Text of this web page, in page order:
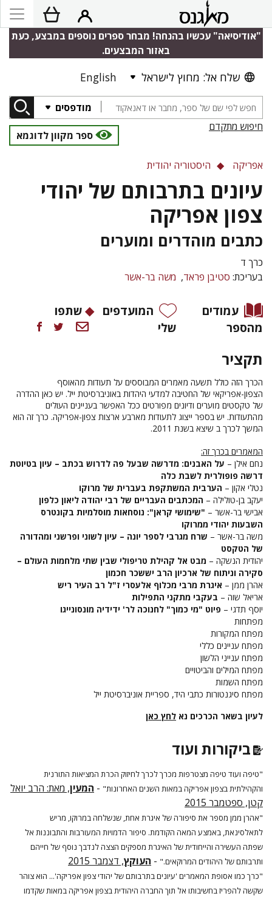
"אודיסיאה" עכשיו בהנחה! מבחר ספרים נוספים במבצע, כעת
באזור המבצעים.
שלח אל: מחוץ לישראל English
מודפסים
חיפוש מתקדם
ספר מקוון לדוגמא
אפריקה היסטוריה יהודית
עיונים בתרבותם של יהודי
צפון אפריקה
כתבים מוהדרים ומוערים
כרך ד
בעריכת: סטיבן פראד משה בר-אשר
עמודים
מהספר
המועדפים
שלי
שתפו
תקציר
הכרך הזה כולל תשעה מאמרים המבוססים על תעודות מהאוסף
הצפון-אפריקאי של החטיבה למדעי היהדות באוניברסיטת ייל. יש כאן ההדרה
של טקסטים מוערים ודיונים מפורטים ככל האפשר בעניינים העולים
מהתעודות. יש בספר ייצוג לתעודות מארבע ארצות צפון-אפריקה. כרך זה הוא
המשך לכרך ב שיצא בשנת 2011.
המאמרים בכרך זה:
נחם אילן – על האבנים: מדרשה שבעל פה לדרוש בכתב – עיון בטיוטת
דרשה פופולרית לשבת כלה
נטלי אקון – הערבית המשתקפת בעברית של מרוקו
יעקב בן-טולילה – המכתבים העבריים של רבי יהודה ליאון כלפון
אבישי בר-אשר – "שימושי קראן": נוסחאות מוסלמיות בקונטרס
השבעות יהודי ממרוקו
משה בר-אשר – שרח מגרבי לספר יונה – עיון לשוני ופרשני ומהדורה
של הטקסט
יהודית הנשקה – מבט אל קהילת טריפולי שבין שתי מלחמות העולם –
סקירה וניתוח של ארכיון הרב יששכר חכמון
אהרן ממן – איגרת מרבי מכלוף אלעסרי ז"ל רב העיר ריש
אריאל שוה – בעקבי מתקני התפילות
יוסף תדגי – פיוט "מי כמוך" לחנוכה לר' ידידיה מונסונייגו
מפתחות
מפתח המקורות
מפתח עניינים כללי
מפתח ענייני הלשון
מפתח המילים והביטויים
מפתח השמות
מפתח סיגנטורות כתבי היד, ספריית אוניברסיטת ייל
לעיון בשאר הכרכים נא לחץ כאן
ביקורות ועוד
"טיפה ועוד טיפה מצטרפות מכרך לכרך לחיזוק הכרת המציאות התורנית
והקהילתית בצפון אפריקה במאות השנים האחרונות" - המעין, מאת: הרב יואל
קטן, ספטמבר 2015
"אהרן ממן מספר את סיפורה של איגרת אחת, שנשלחה במרוקו, מריש
לתאלסינאת, באמצע המאה הקודמת. סיפור הדמויות המעורבות והתבוננות אל
שפתה העשירה והייחודית של האיגרת מספקים הצצה לנדבך נוסף של חייהם
ותרבותם של היהודים המרוקאים." - העוקץ, דצמבר 2015
"כרך כמו אסופת המאמרים 'עיונים בתרבותם של יהודי צפון אפריקה'... הוא צוהר
שקשה להפריז בחשיבותו אל תוך החברה היהודית בצפון אפריקה במאות שקדמו